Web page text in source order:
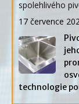
spolehlivého
17 července
technologie